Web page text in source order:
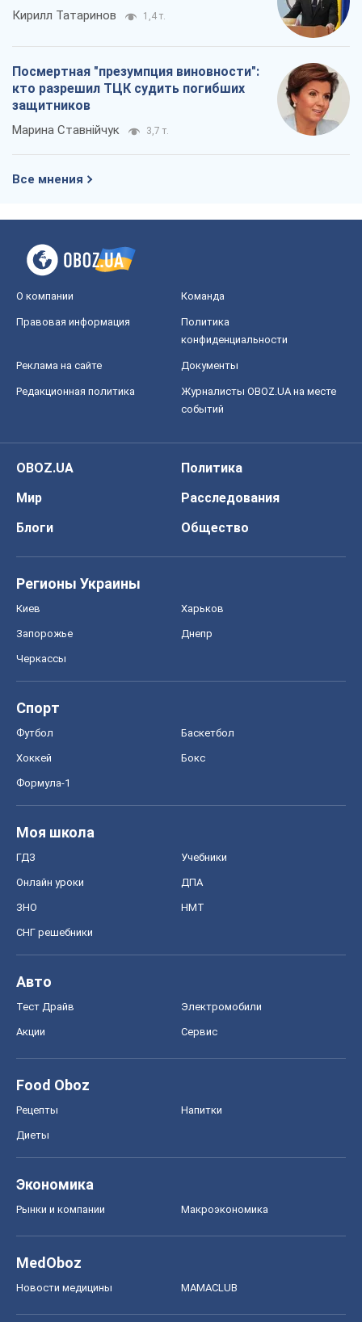
Кирилл Татаринов 1,4 т.
Посмертная "презумпция виновности":
кто разрешил ТЦК судить погибших
защитников
Марина Ставнійчук 3,7 т.
Все мнения
О компании Команда
Правовая информация
Политика
конфиденциальности
Реклама на сайте Документы
Редакционная политика
Журналисты OBOZ.UA на месте
событий
OBOZ.UA
Политика
Мир
Расследования
Блоги
Общество
Регионы Украины
Киев Харьков
Запорожье Днепр
Черкассы
Спорт
Футбол Баскетбол
Хоккей Бокс
Формула-1
Моя школа
ГДЗ Учебники
Онлайн уроки ДПА
ЗНО НМТ
СНГ решебники
Авто
Тест Драйв Электромобили
Акции Сервис
Food Oboz
Рецепты Напитки
Диеты
Экономика
Рынки и компании Mакроэкономика
MedOboz
Новости медицины MAMACLUB